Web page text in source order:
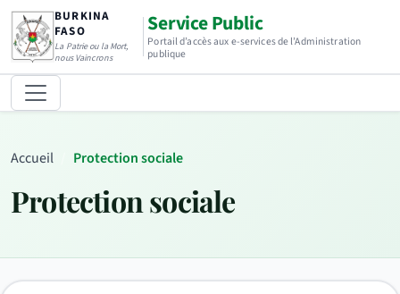
BURKINA
FASO
La Patrie ou la Mort,
nous Vaincrons
Service Public
Portail d’accès aux e-services de l’Administration
publique
Accueil Protection sociale
Protection sociale